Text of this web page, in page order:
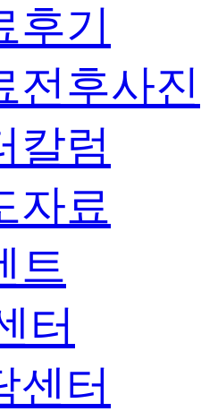
후기
전후사진
칼럼
자료
트
터
센터